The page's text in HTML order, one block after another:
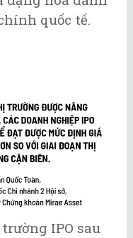
quốc tế.
IPO sau